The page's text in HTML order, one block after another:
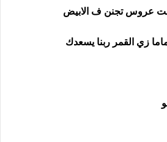
عروس تجنن ف الابيض
زي القمر ربنا يسعدك